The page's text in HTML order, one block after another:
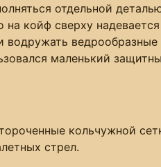
отдельной
на койф сверху
водружать ведрообразные
маленький
кольчужной
стрел.